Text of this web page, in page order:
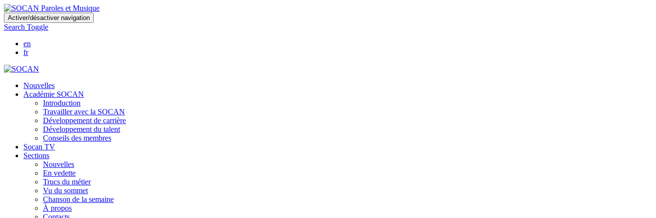
Skip
to
main
content
Activer/désactiver navigation
Search Toggle
en
fr
Nouvelles
Académie SOCAN
Introduction
Travailler avec la SOCAN
Développement de carrière
Développement du talent
Conseils des membres
Socan TV
Sections
Nouvelles
En vedette
Trucs du métier
Vu du sommet
Chanson de la semaine
À propos